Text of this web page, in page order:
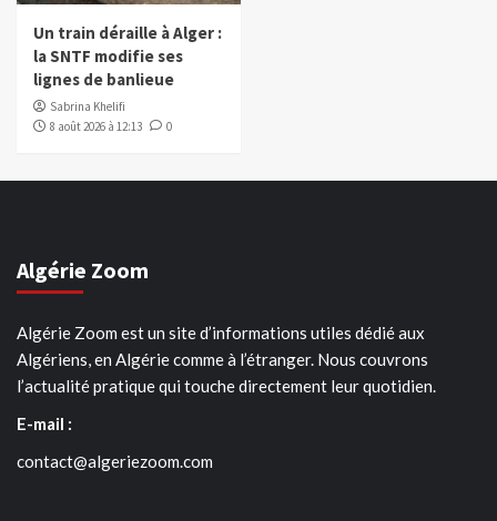
Un train déraille à Alger :
la SNTF modifie ses
lignes de banlieue
Sabrina Khelifi
8 août 2026 à 12:13
0
Algérie Zoom
Algérie Zoom est un site d’informations utiles dédié aux
Algériens, en Algérie comme à l’étranger. Nous couvrons
l’actualité pratique qui touche directement leur quotidien.
E-mail :
contact@algeriezoom.com